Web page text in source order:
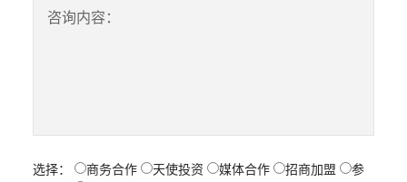
咨询内容：
选择： 商务合作 天使投资 媒体合作 招商加盟
参